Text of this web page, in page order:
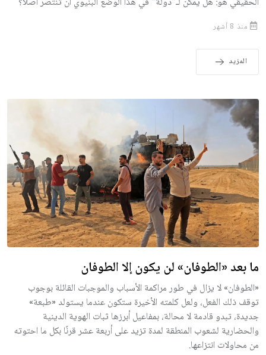
منذ 8 أشهر
المزيد
ما بعد «الطوفان» لن يكون إلا الطوفان
«الطوفان» لا يزال في طور مراكمة الأسباب والموجبات القائلة بوجوب
توقف ذلك الفعل، ولعل كلمته الأخيرة ستكون عندما يستولد «طبعة»
جديدة، تبدو قادمة لا محالة، بمفاعيل أبرزها ثبات الهوية الدينية
والحضارية لشعوب المنطقة لمدة تزيد على أربعة عشر قرنًا بكل ما احتوته
من محاولات انتزاعها.